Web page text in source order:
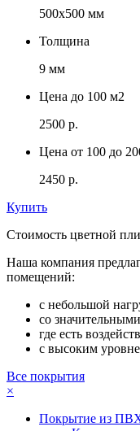
500х500 мм
Толщина
9 мм
Цена до 100 м2
2500 р.
Цена от 100 до
2450 р.
Купить
Стоимость цветной
Наша компания
помещений:
с небольшой
со
где есть
с высоким
Все покрытия
×
Покрытие из